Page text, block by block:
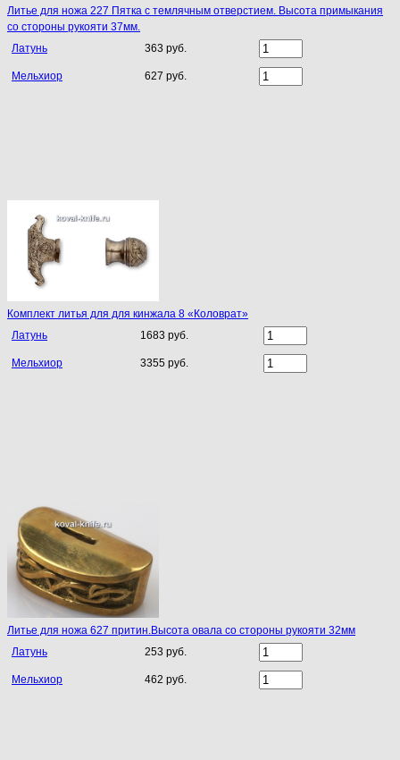
Литье для ножа 227 Пятка с темлячным отверстием. Высота примыкания
со стороны рукояти 37мм.
Латунь
363 руб.
Мельхиор 627 руб.
Комплект литья для для кинжала 8 «Коловрат»
Латунь
1683 руб.
Мельхиор 3355 руб.
Литье для ножа 627 притин.Высота овала со стороны рукояти 32мм
Латунь
253 руб.
Мельхиор 462 руб.